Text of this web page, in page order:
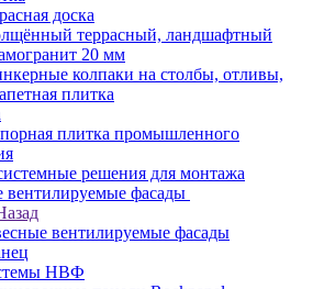
доска
террасный, ландшафтный
20 мм
колпаки на столбы, отливы,
плитка
плитка промышленного
решения для монтажа
вентилируемые фасады
вентилируемые фасады
НВФ